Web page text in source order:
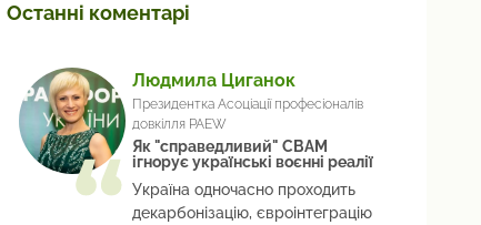
Останні коментарі
Людмила Циганок
Президентка Асоціації професіоналів
довкілля PAEW
Як "справедливий" СВАМ
ігнорує українські воєнні реалії
Україна одночасно проходить
декарбонізацію, євроінтеграцію